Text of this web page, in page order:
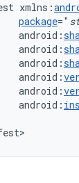
xmlns:
package="
android:
android:
android:
android:
android:
android: